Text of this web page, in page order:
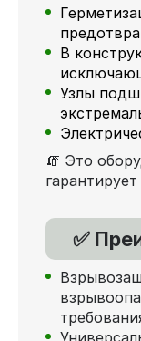
В
Узлы
🧯 Это
✅